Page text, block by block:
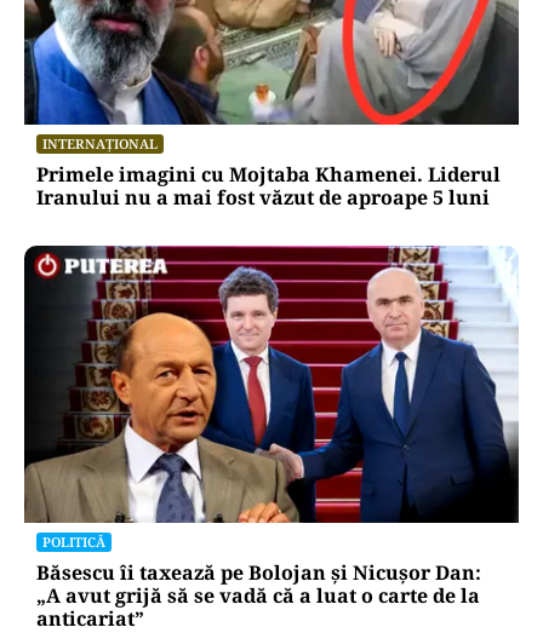
INTERNAȚIONAL
Primele imagini cu Mojtaba Khamenei. Liderul
Iranului nu a mai fost văzut de aproape 5 luni
POLITICĂ
Băsescu îi taxează pe Bolojan și Nicușor Dan:
„A avut grijă să se vadă că a luat o carte de la
anticariat”